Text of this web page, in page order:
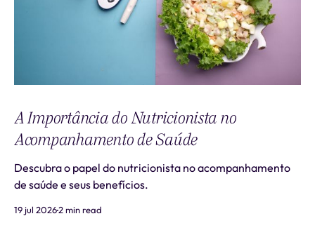
A Importância do Nutricionista no
Acompanhamento de Saúde
Descubra o papel do nutricionista no acompanhamento
de saúde e seus benefícios.
19 jul 20262 min read